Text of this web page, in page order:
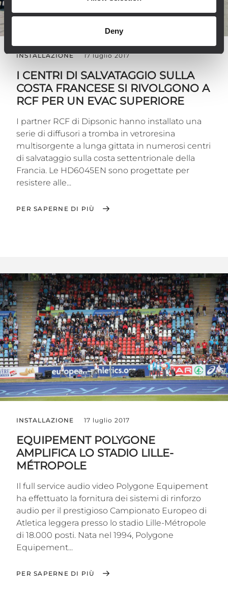
Deny
INSTALLAZIONE 17 luglio 2017
I CENTRI DI SALVATAGGIO SULLA
COSTA FRANCESE SI RIVOLGONO A
RCF PER UN EVAC SUPERIORE
I partner RCF di Dipsonic hanno installato una
serie di diffusori a tromba in vetroresina
multisorgente a lunga gittata in numerosi centri
di salvataggio sulla costa settentrionale della
Francia. Le HD6045EN sono progettate per
resistere alle...
PER SAPERNE DI PIÙ
INSTALLAZIONE 17 luglio 2017
EQUIPEMENT POLYGONE
AMPLIFICA LO STADIO LILLE-
MÉTROPOLE
Il full service audio video Polygone Equipement
ha effettuato la fornitura dei sistemi di rinforzo
audio per il prestigioso Campionato Europeo di
Atletica leggera presso lo stadio Lille-Métropole
di 18.000 posti. Nata nel 1994, Polygone
Equipement...
PER SAPERNE DI PIÙ